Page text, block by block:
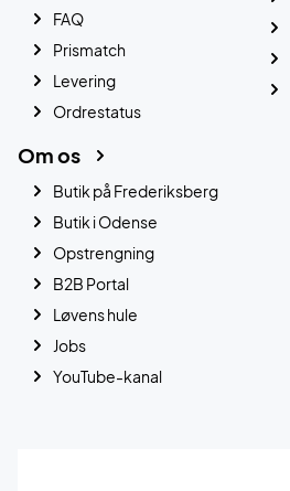
FAQ
Prismatch
Levering
Ordrestatus
Om os
Butik på Frederiksberg
Butik i Odense
Opstrengning
B2B Portal
Løvens hule
Jobs
YouTube-kanal